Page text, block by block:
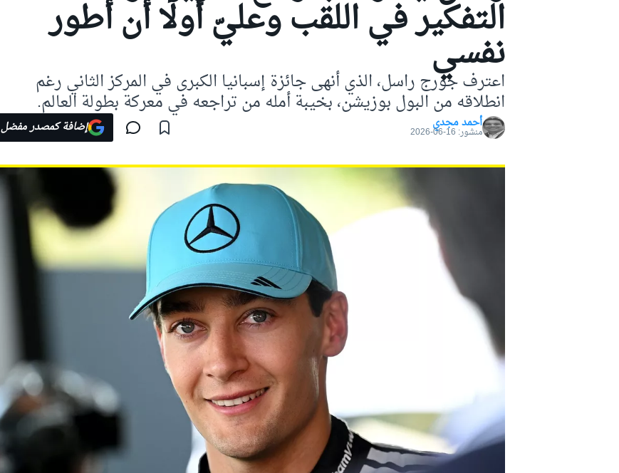
موتو جي بي
دبليو آر سي
التفكير في اللقب وعليّ أولًا أن أطور
نفسي
اعترف جورج راسل، الذي أنهى جائزة إسبانيا الكبرى في المركز الثاني رغم
انطلاقه من البول بوزيشن، بخيبة أمله من تراجعه في معركة بطولة العالم.
أحمد مجدي
منشور: 16-06-2026 إضافة كمصدر مفضل